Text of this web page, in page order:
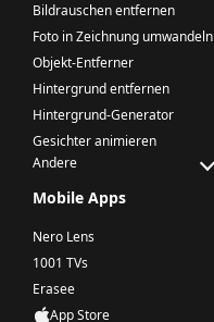
Bildrauschen entfernen
Foto in Zeichnung umwandeln
Objekt-Entferner
Hintergrund entfernen
Hintergrund-Generator
Gesichter animieren
Andere
Mobile Apps
Nero Lens
1001 TVs
Erasee
App Store